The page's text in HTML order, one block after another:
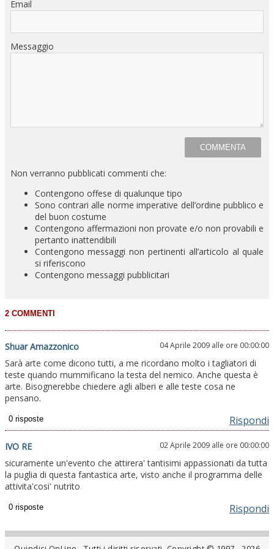
Email
Messaggio
Non verranno pubblicati commenti che:
Contengono offese di qualunque tipo
Sono contrari alle norme imperative dell’ordine pubblico e
del buon costume
Contengono affermazioni non provate e/o non provabili e
pertanto inattendibili
Contengono messaggi non pertinenti all’articolo al quale
si riferiscono
Contengono messaggi pubblicitari
Shuar Amazzonico 04 Aprile 2009 alle ore 00:00:00
Sarà arte come dicono tutti, a me ricordano molto i tagliatori di
teste quando mummificano la testa del nemico. Anche questa è
arte. Bisognerebbe chiedere agli alberi e alle teste cosa ne
pensano.
Rispondi
IVO RE 02 Aprile 2009 alle ore 00:00:00
sicuramente un'evento che attirera' tantisimi appassionati da tutta
la puglia di questa fantastica arte, visto anche il programma delle
attivita'cosi' nutrito
Rispondi